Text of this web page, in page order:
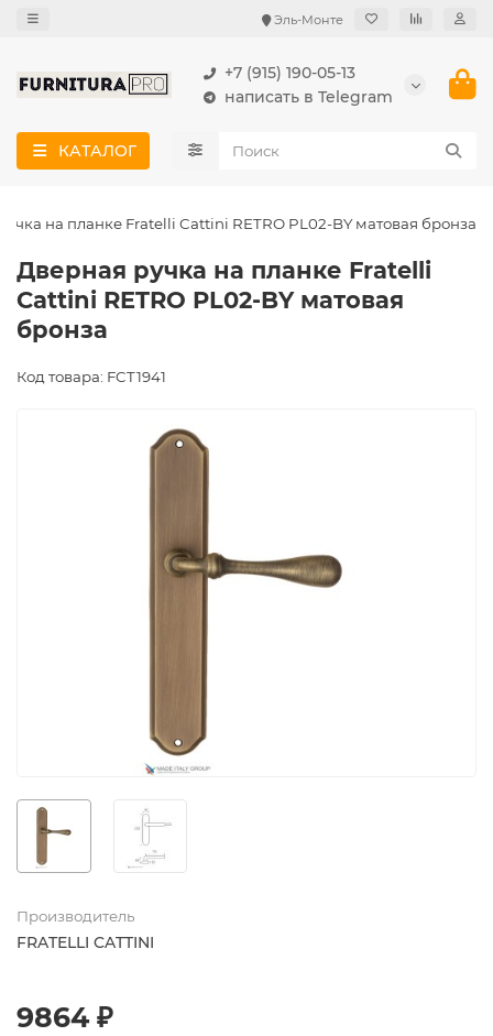
Эль-Монте
+7 (915) 190-05-13
написать в Telegram
КАТАЛОГ
на планке Fratelli Cattini RETRO PL02-BY матовая бронза
Дверная ручка на планке Fratelli
Cattini RETRO PL02-BY матовая
бронза
Код товара: FCT1941
Производитель
FRATELLI CATTINI
9864 ₽